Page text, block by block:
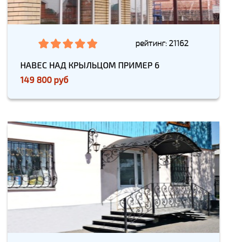
рейтинг: 21162
НАВЕС НАД КРЫЛЬЦОМ ПРИМЕР 6
149 800 руб